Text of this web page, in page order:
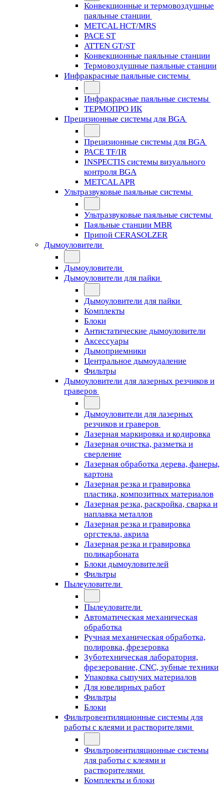
Конвекционные и термовоздушные
паяльные станции
METCAL HCT/MRS
PACE ST
ATTEN GT/ST
Конвекционные паяльные станции
Термовоздушные паяльные станции
Инфракрасные паяльные системы
Инфракрасные паяльные системы
ТЕРМОПРО ИК
Прецизионные системы для BGA
Прецизионные системы для BGA
PACE TF/IR
INSPECTIS системы визуального
контроля BGA
METCAL APR
Ультразвуковые паяльные системы
Ультразвуковые паяльные системы
Паяльные станции MBR
Припой CERASOLZER
Дымоуловители
Дымоуловители
Дымоуловители для пайки
Дымоуловители для пайки
Комплекты
Блоки
Антистатические дымоуловители
Аксессуары
Дымоприемники
Центральное дымоудаление
Фильтры
Дымоуловители для лазерных резчиков и
граверов
Дымоуловители для лазерных
резчиков и граверов
Лазерная маркировка и кодировка
Лазерная очистка, разметка и
сверление
Лазерная обработка дерева, фанеры,
картона
Лазерная резка и гравировка
пластика, композитных материалов
Лазерная резка, раскройка, сварка и
наплавка металлов
Лазерная резка и гравировка
оргстекла, акрила
Лазерная резка и гравировка
поликарбоната
Блоки дымоуловителей
Фильтры
Пылеуловители
Пылеуловители
Автоматическая механическая
обработка
Ручная механическая обработка,
полировка, фрезеровка
Зуботехническая лаборатория,
фрезерование, CNC, зубные техники
Упаковка сыпучих материалов
Для ювелирных работ
Фильтры
Блоки
Фильтровентиляционные системы для
работы с клеями и растворителями
Фильтровентиляционные системы
для работы с клеями и
растворителями
Комплекты и блоки